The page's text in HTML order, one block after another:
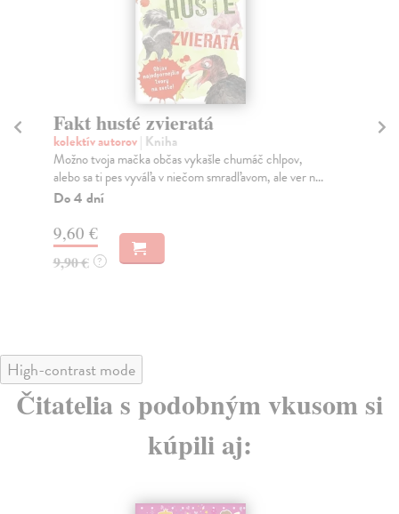
Fakt husté zvieratá
kolektív autorov| Kniha
Možno tvoja mačka občas vykašle chumáč chlpov,
alebo sa ti pes vyváľa v niečom smradľavom, ale ver n...
Do 4 dní
9,60 €
9,90 € ?
High-contrast mode
Čitatelia s podobným vkusom si
kúpili aj: